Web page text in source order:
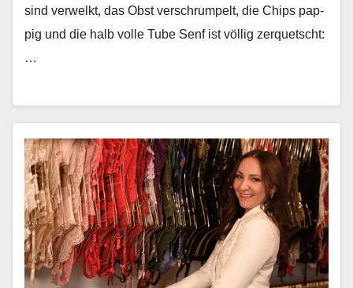
sind ver­welkt, das Obst ver­schrumpelt, die Chips pap­
pig und die halb volle Tube Senf ist völ­lig zer­quetscht:
…